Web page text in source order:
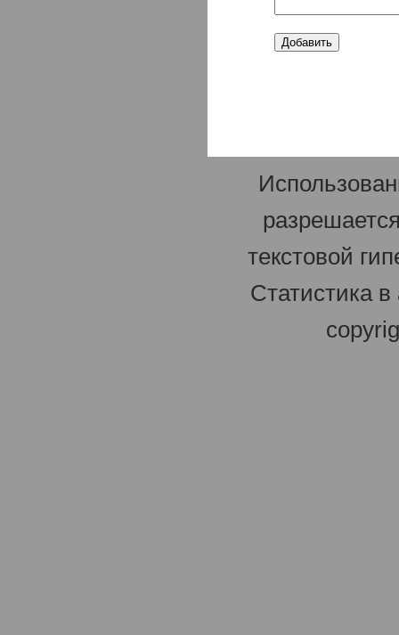
текстовой
Статистика